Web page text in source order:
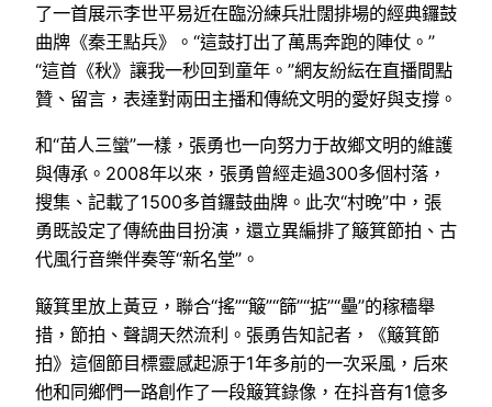
了一首展示李世平易近在臨汾練兵壯闊排場的經典鑼鼓
曲牌《秦王點兵》。“這鼓打出了萬馬奔跑的陣仗。”
“這首《秋》讓我一秒回到童年。”網友紛紜在直播間點
贊、留言，表達對兩田主播和傳統文明的愛好與支撐。
和“苗人三蠻”一樣，張勇也一向努力于故鄉文明的維護
與傳承。2008年以來，張勇曾經走過300多個村落，
搜集、記載了1500多首鑼鼓曲牌。此次“村晚”中，張
勇既設定了傳統曲目扮演，還立異編排了簸箕節拍、古
代風行音樂伴奏等“新名堂”。
簸箕里放上黃豆，聯合“搖”“簸”“篩”“掂”“壘”的稼穡舉
措，節拍、聲調天然流利。張勇告知記者，《簸箕節
拍》這個節目標靈感起源于1年多前的一次采風，后來
他和同鄉們一路創作了一段簸箕錄像，在抖音有1億多